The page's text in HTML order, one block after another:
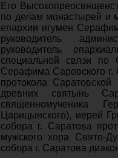
Его
по делам монастырей и
епархии игумен
руководитель
руководитель
специальной связи по
Серафима Саровского г.
протокола
древних святынь
священномученика
Царицынского), иерей
собора г. Саратова
мужского хора Свято-
собора г. Саратова